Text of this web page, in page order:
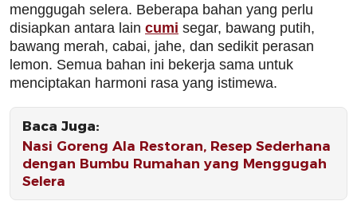
menggugah selera. Beberapa bahan yang perlu
disiapkan antara lain cumi segar, bawang putih,
bawang merah, cabai, jahe, dan sedikit perasan
lemon. Semua bahan ini bekerja sama untuk
menciptakan harmoni rasa yang istimewa.
Baca Juga:
Nasi Goreng Ala Restoran, Resep Sederhana
dengan Bumbu Rumahan yang Menggugah
Selera